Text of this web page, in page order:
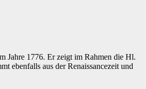
Jahre 1776. Er zeigt im Rahmen die Hl.
ebenfalls aus der Renaissancezeit und